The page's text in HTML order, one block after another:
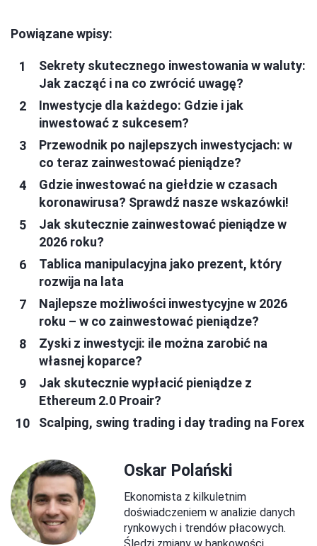
Powiązane wpisy:
Sekrety skutecznego inwestowania w waluty:
Jak zacząć i na co zwrócić uwagę?
Inwestycje dla każdego: Gdzie i jak
inwestować z sukcesem?
Przewodnik po najlepszych inwestycjach: w
co teraz zainwestować pieniądze?
Gdzie inwestować na giełdzie w czasach
koronawirusa? Sprawdź nasze wskazówki!
Jak skutecznie zainwestować pieniądze w
2026 roku?
Tablica manipulacyjna jako prezent, który
rozwija na lata
Najlepsze możliwości inwestycyjne w 2026
roku – w co zainwestować pieniądze?
Zyski z inwestycji: ile można zarobić na
własnej koparce?
Jak skutecznie wypłacić pieniądze z
Ethereum 2.0 Proair?
Scalping, swing trading i day trading na Forex
Oskar Polański
Ekonomista z kilkuletnim
doświadczeniem w analizie danych
rynkowych i trendów płacowych.